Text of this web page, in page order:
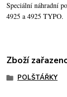
Speciální náhradní
4925 a 4925 TYPO.
Zboží
POLŠTÁŘKY